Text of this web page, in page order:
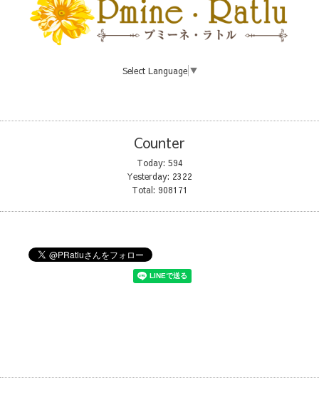
Select Language ▼
Counter
Today: 594
Yesterday: 2322
Total: 908171